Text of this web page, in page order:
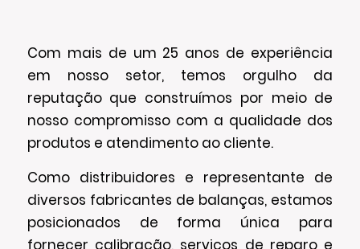
Com mais de um 25 anos de experiência
em nosso setor, temos orgulho da
reputação que construímos por meio de
nosso compromisso com a qualidade dos
produtos e atendimento ao cliente.
Como distribuidores e representante de
diversos fabricantes de balanças, estamos
posicionados de forma única para
fornecer calibração, serviços de reparo e